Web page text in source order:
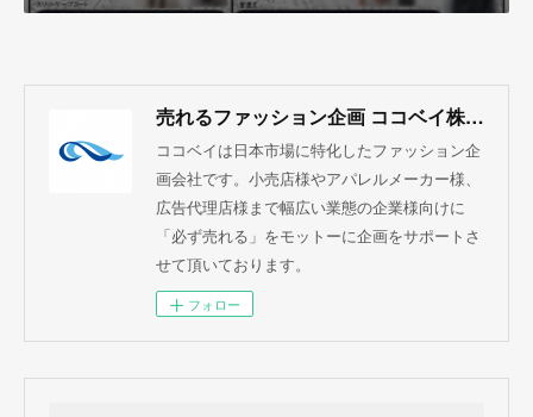
売れるファッション企画 ココベイ株式会社
ココベイは日本市場に特化したファッション企
画会社です。小売店様やアパレルメーカー様、
広告代理店様まで幅広い業態の企業様向けに
「必ず売れる」をモットーに企画をサポートさ
せて頂いております。
フォロー